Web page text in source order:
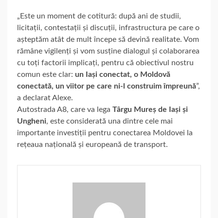
„Este un moment de cotitură: după ani de studii,
licitații, contestații și discuții, infrastructura pe care o
așteptăm atât de mult începe să devină realitate. Vom
rămâne vigilenți și vom susține dialogul și colaborarea
cu toți factorii implicați, pentru că obiectivul nostru
comun este clar: un Iași conectat, o Moldovă
conectată, un viitor pe care ni-l construim împreună”,
a declarat Alexe.
Autostrada A8, care va lega Târgu Mureș de Iași și
Ungheni, este considerată una dintre cele mai
importante investiții pentru conectarea Moldovei la
rețeaua națională și europeană de transport.